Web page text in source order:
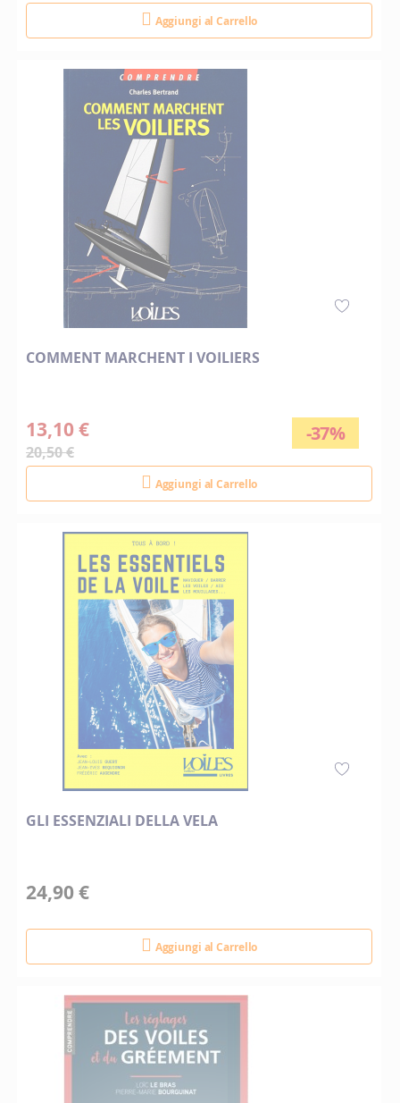
Aggiungi al Carrello
COMMENT MARCHENT I VOILIERS
-37%
13,10 €
20,50 €
Aggiungi al Carrello
GLI ESSENZIALI DELLA VELA
24,90 €
Aggiungi al Carrello